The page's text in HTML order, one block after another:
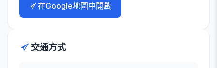
在Google地圖中開啟
交通方式